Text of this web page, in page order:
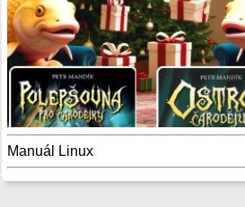
Manuál Linux